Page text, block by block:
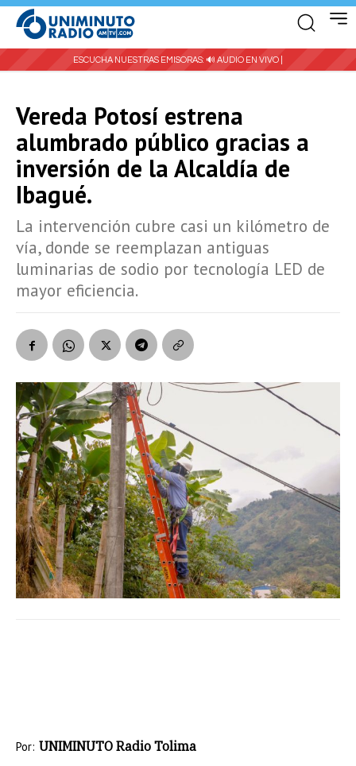
ESCUCHA NUESTRAS EMISORAS: 🔊 AUDIO EN VIVO |
Vereda Potosí estrena
alumbrado público gracias a
inversión de la Alcaldía de
Ibagué.
La intervención cubre casi un kilómetro de
vía, donde se reemplazan antiguas
luminarias de sodio por tecnología LED de
mayor eficiencia.
Por: UNIMINUTO Radio Tolima